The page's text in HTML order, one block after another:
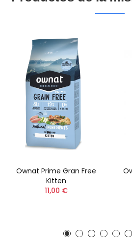
Ownat Prime Gran Free
Kitten
11,00 €